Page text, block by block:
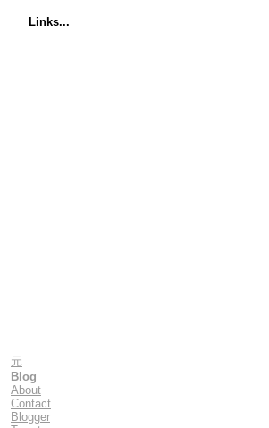
Links...
元
Blog
About
Contact
Blogger